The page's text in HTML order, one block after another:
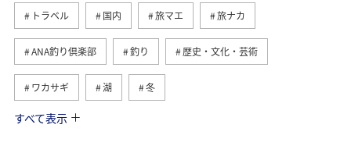
トラベル 国内 旅マエ 旅ナカ
ANA釣り倶楽部 釣り 歴史・文化・芸術
ワカサギ 湖 冬
東北地方
すべて表示